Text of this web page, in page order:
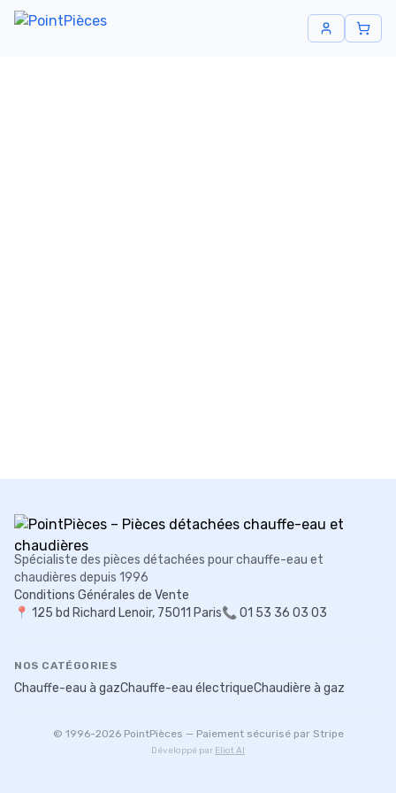
Spécialiste des pièces détachées pour chauffe-eau et
chaudières depuis 1996
Conditions Générales de Vente
📍 125 bd Richard Lenoir, 75011 Paris📞 01 53 36 03 03
NOS CATÉGORIES
Chauffe-eau à gazChauffe-eau électriqueChaudière à gaz
© 1996-2026PointPièces — Paiement sécurisé par Stripe
Développé par Eliot AI